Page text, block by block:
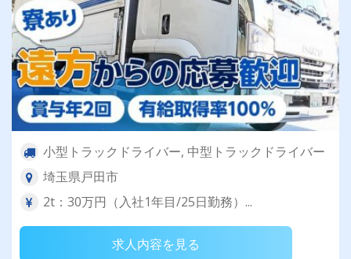
小型トラックドライバー, 中型トラックドライバー
埼玉県戸田市
2t：30万円（入社1年目/25日勤務）...
求人内容を見る